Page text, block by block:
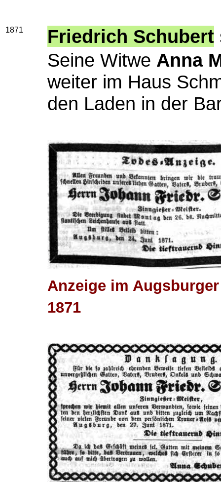
1871 Friedrich Schubert
Seine Witwe Anna
weiter im Haus
den Laden in der
Anzeige im
1871